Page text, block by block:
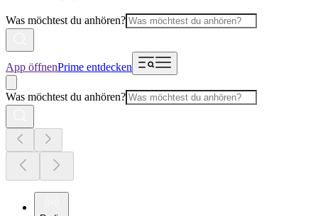
Was möchtest du anhören?
App öffnenPrime entdecken
Was möchtest du anhören?